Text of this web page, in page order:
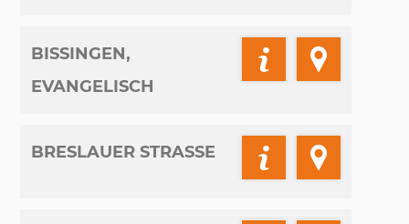
BISSINGEN,
EVANGELISCH
BRESLAUER STRASSE